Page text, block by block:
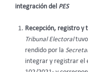
integración del PES
Recepción, registro y
Tribunal Electoral
rendido por la
integrar y registrar el